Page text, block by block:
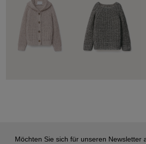
Möchten Sie sich für unseren Newsletter